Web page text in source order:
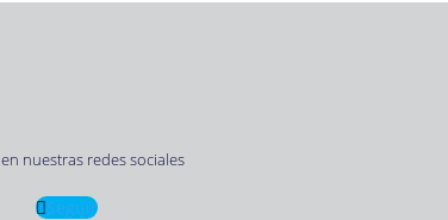
nuestras redes sociales
Seguir